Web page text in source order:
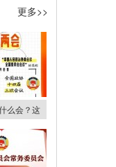
更多>>
么会？这